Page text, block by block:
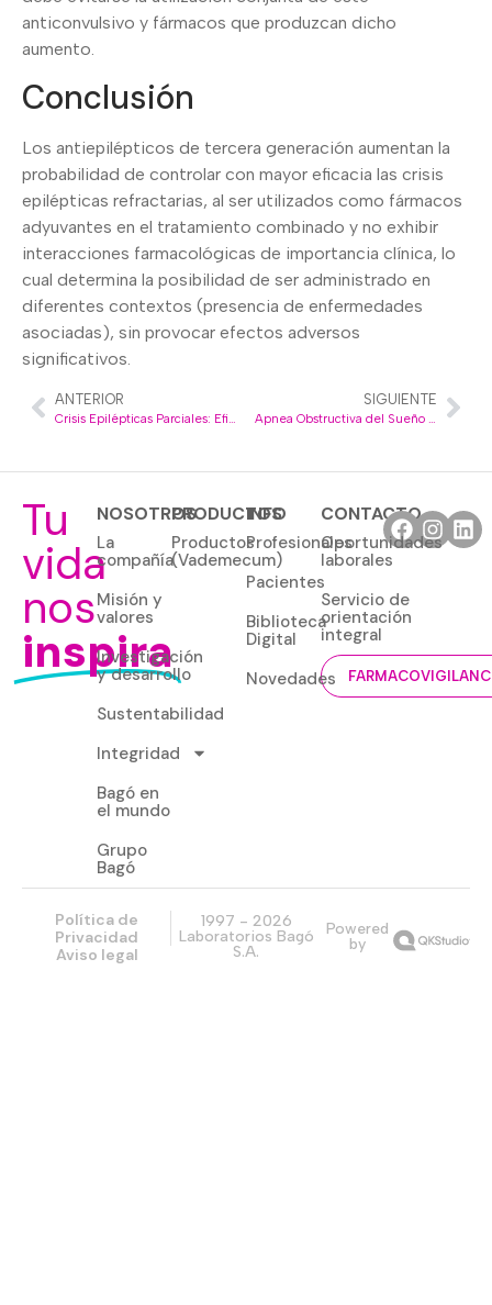
anticonvulsivo y fármacos que produzcan dicho
aumento.
Conclusión
Los antiepilépticos de tercera generación aumentan la
probabilidad de controlar con mayor eficacia las crisis
epilépticas refractarias, al ser utilizados como fármacos
adyuvantes en el tratamiento combinado y no exhibir
interacciones farmacológicas de importancia clínica, lo
cual determina la posibilidad de ser administrado en
diferentes contextos (presencia de enfermedades
asociadas), sin provocar efectos adversos
significativos.
ANTERIOR
Crisis Epilépticas Parciales: Eficacia y Efectos Adversos de la Lacosamida
SIGUIENTE
Apnea Obstructiva del Sueño y su Influencia en el Depósito de Amiloide en Adultos Mayores Cognitivamente Normales
Tu
vida
nos
inspira
NOSOTROS
La
compañía
Misión y
valores
Investigación
y desarrollo
Sustentabilidad
Integridad
Bagó en
el mundo
Grupo
Bagó
PRODUCTOS
Productos
(Vademecum)
INFO
Profesionales
Pacientes
Biblioteca
Digital
Novedades
CONTACTO
Oportunidades
laborales
Servicio de
orientación
integral
Política de
Privacidad
Aviso legal
1997 - 2026
Laboratorios Bagó
S.A.
Powered
by